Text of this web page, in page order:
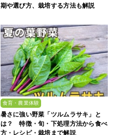
期や選び方、栽培する方法も解説
食育・農業体験
暑さに強い野菜「ツルムラサキ」と
は？ 特徴・旬・下処理方法から食べ
方・レシピ・栽培まで解説